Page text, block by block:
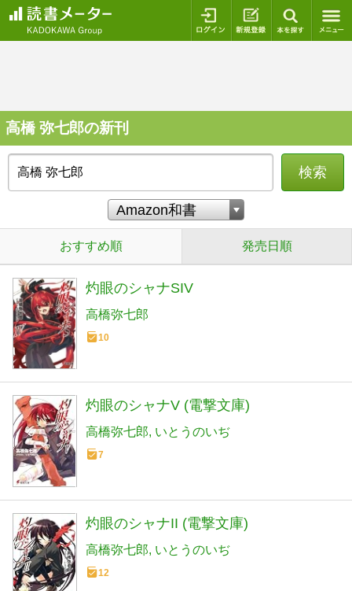
ログイン 新規登録
高橋 弥七郎の新刊
検索
おすすめ順 発売日順
灼眼のシャナSIV
高橋弥七郎
10
灼眼のシャナV (電撃文庫)
高橋弥七郎 いとうのいぢ
7
灼眼のシャナII (電撃文庫)
高橋弥七郎 いとうのいぢ
12